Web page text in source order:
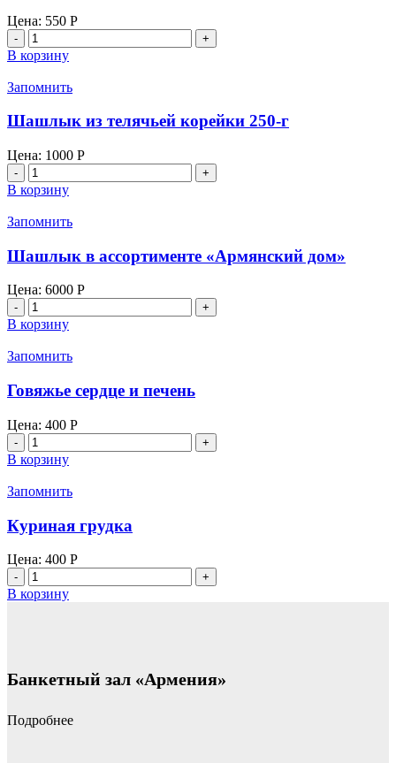
Цена: 550 Р
Количество
товара
Цыпленок-
корнишон
В корзину
Запомнить
Шашлык из телячьей корейки 250-г
Цена: 1000 Р
Количество
товара
Шашлык
из
250-
В корзину
Запомнить
Шашлык в ассортименте «Армянский дом»
Цена: 6000 Р
Количество
товара
Шашлык
в
"Армянский
дом"
В корзину
Запомнить
Говяжье сердце и печень
Цена: 400 Р
Количество
товара
Говяжье
сердце
В корзину
Запомнить
Куриная грудка
Цена: 400 Р
Количество
товара
Куриная
В корзину
Банкетный зал «Армения»
Подробнее